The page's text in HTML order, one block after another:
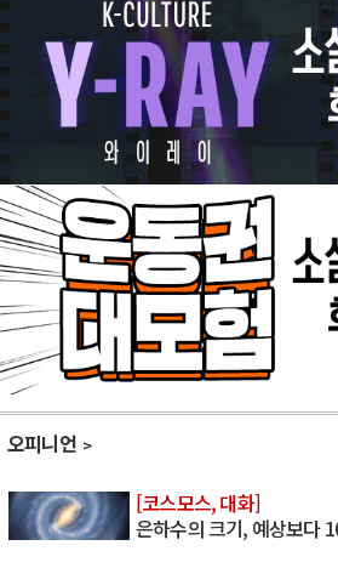
오피니언
[코스모스, 대화]
은하수의 크기, 예상보다